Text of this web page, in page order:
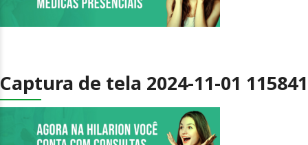
Captura de tela 2024-11-01 115841